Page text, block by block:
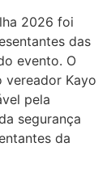
2026 foi
das
evento. O
Kayo
pela
segurança
da